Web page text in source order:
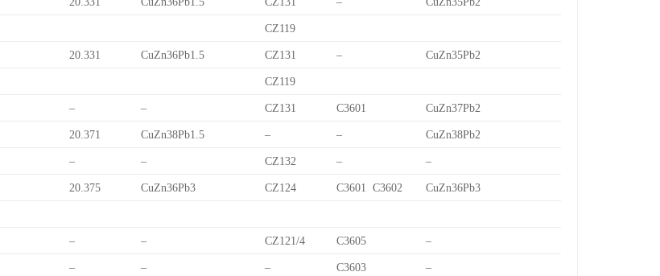
CZ119
20.331 CuZn36Pb1.5 CZ131 – CuZn35Pb2
CZ119
– – CZ131 C3601 CuZn37Pb2
20.371 CuZn38Pb1.5 – – CuZn38Pb2
– – CZ132 – –
20.375 CuZn36Pb3 CZ124 C3601 C3602 CuZn36Pb3
– – CZ121/4 C3605 –
– – – C3603 –